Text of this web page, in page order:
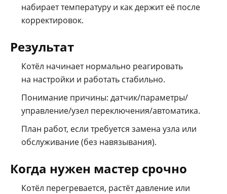
набирает температуру и как держит её после
корректировок.
Результат
Котёл начинает нормально реагировать
на настройки и работать стабильно.
Понимание причины: датчик/параметры/
управление/узел переключения/автоматика.
План работ, если требуется замена узла или
обслуживание (без навязывания).
Когда нужен мастер срочно
Котёл перегревается, растёт давление или